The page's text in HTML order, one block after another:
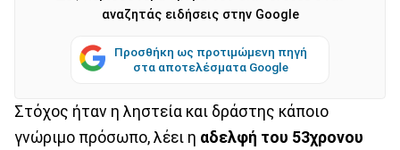
αναζητάς ειδήσεις στην Google
Προσθήκη ως προτιμώμενη πηγή
στα αποτελέσματα Google
Στόχος ήταν η ληστεία και δράστης κάποιο
γνώριμο πρόσωπο, λέει η αδελφή του 53χρονου